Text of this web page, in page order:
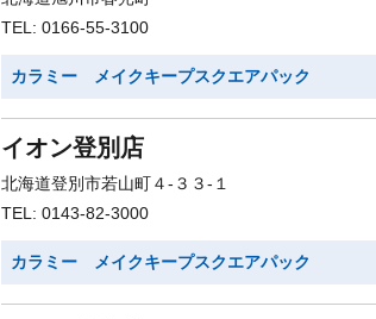
TEL: 0166-55-3100
カラミー メイクキープスクエアパック
イオン登別店
北海道登別市若山町４-３３-１
TEL: 0143-82-3000
カラミー メイクキープスクエアパック